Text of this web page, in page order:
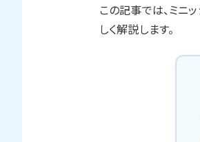
この記事では、ミニ
しく解説します。